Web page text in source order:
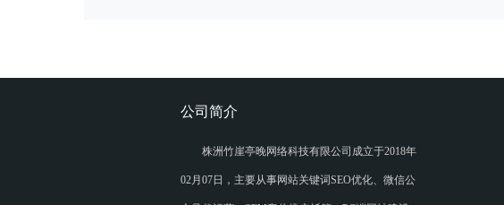
公司简介
株洲竹崖亭晚网络科技有限公司成立于2018年
02月07日，主要从事网站关键词SEO优化、微信公